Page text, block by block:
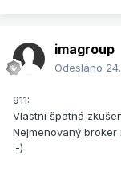
imagroup
Odesláno
911:
Vlastní špatná
Nejmenovaný
:-)